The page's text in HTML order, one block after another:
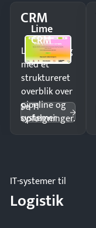
CRM
Lime
CRM
Luk flere salg
med et
struktureret
overblik over
pipeline og
opfølgninger.
Se 11
systemer
IT-systemer til
Logistik